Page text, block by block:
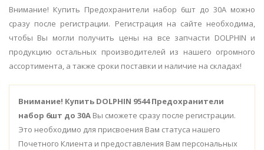
Внимание! Купить Предохранители набор 6шт до 30А можно
сразу после регистрации. Регистрация на сайте необходима,
чтобы Вы могли получить цены на все запчасти DOLPHIN и
продукцию остальных производителей из нашего огромного
ассортимента, а также сроки поставки и наличие на складах!
Внимание! Купить DOLPHIN 9544 Предохранители
набор 6шт до 30А Вы сможете сразу после регистрации.
Это необходимо для присвоения Вам статуса нашего
Почетного Клиента и предоставления Вам персональных